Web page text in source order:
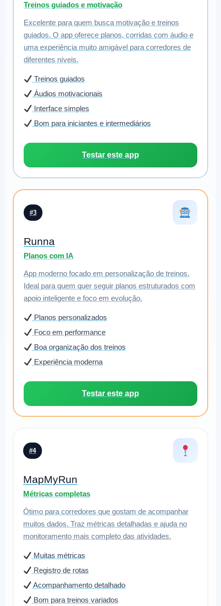
Treinos guiados e motivação
Excelente para quem busca motivação e treinos
guiados. O app oferece planos, corridas com áudio e
uma experiência muito amigável para corredores de
diferentes níveis.
Treinos guiados
Áudios motivacionais
Interface simples
Bom para iniciantes e intermediários
Testar este app
#3
Runna
Planos com IA
App moderno focado em personalização de treinos.
Ideal para quem quer seguir planos estruturados com
apoio inteligente e foco em evolução.
Planos personalizados
Foco em performance
Boa organização dos treinos
Experiência moderna
Testar este app
#4
MapMyRun
Métricas completas
Ótimo para corredores que gostam de acompanhar
muitos dados. Traz métricas detalhadas e ajuda no
monitoramento mais completo das atividades.
Muitas métricas
Registro de rotas
Acompanhamento detalhado
Bom para treinos variados